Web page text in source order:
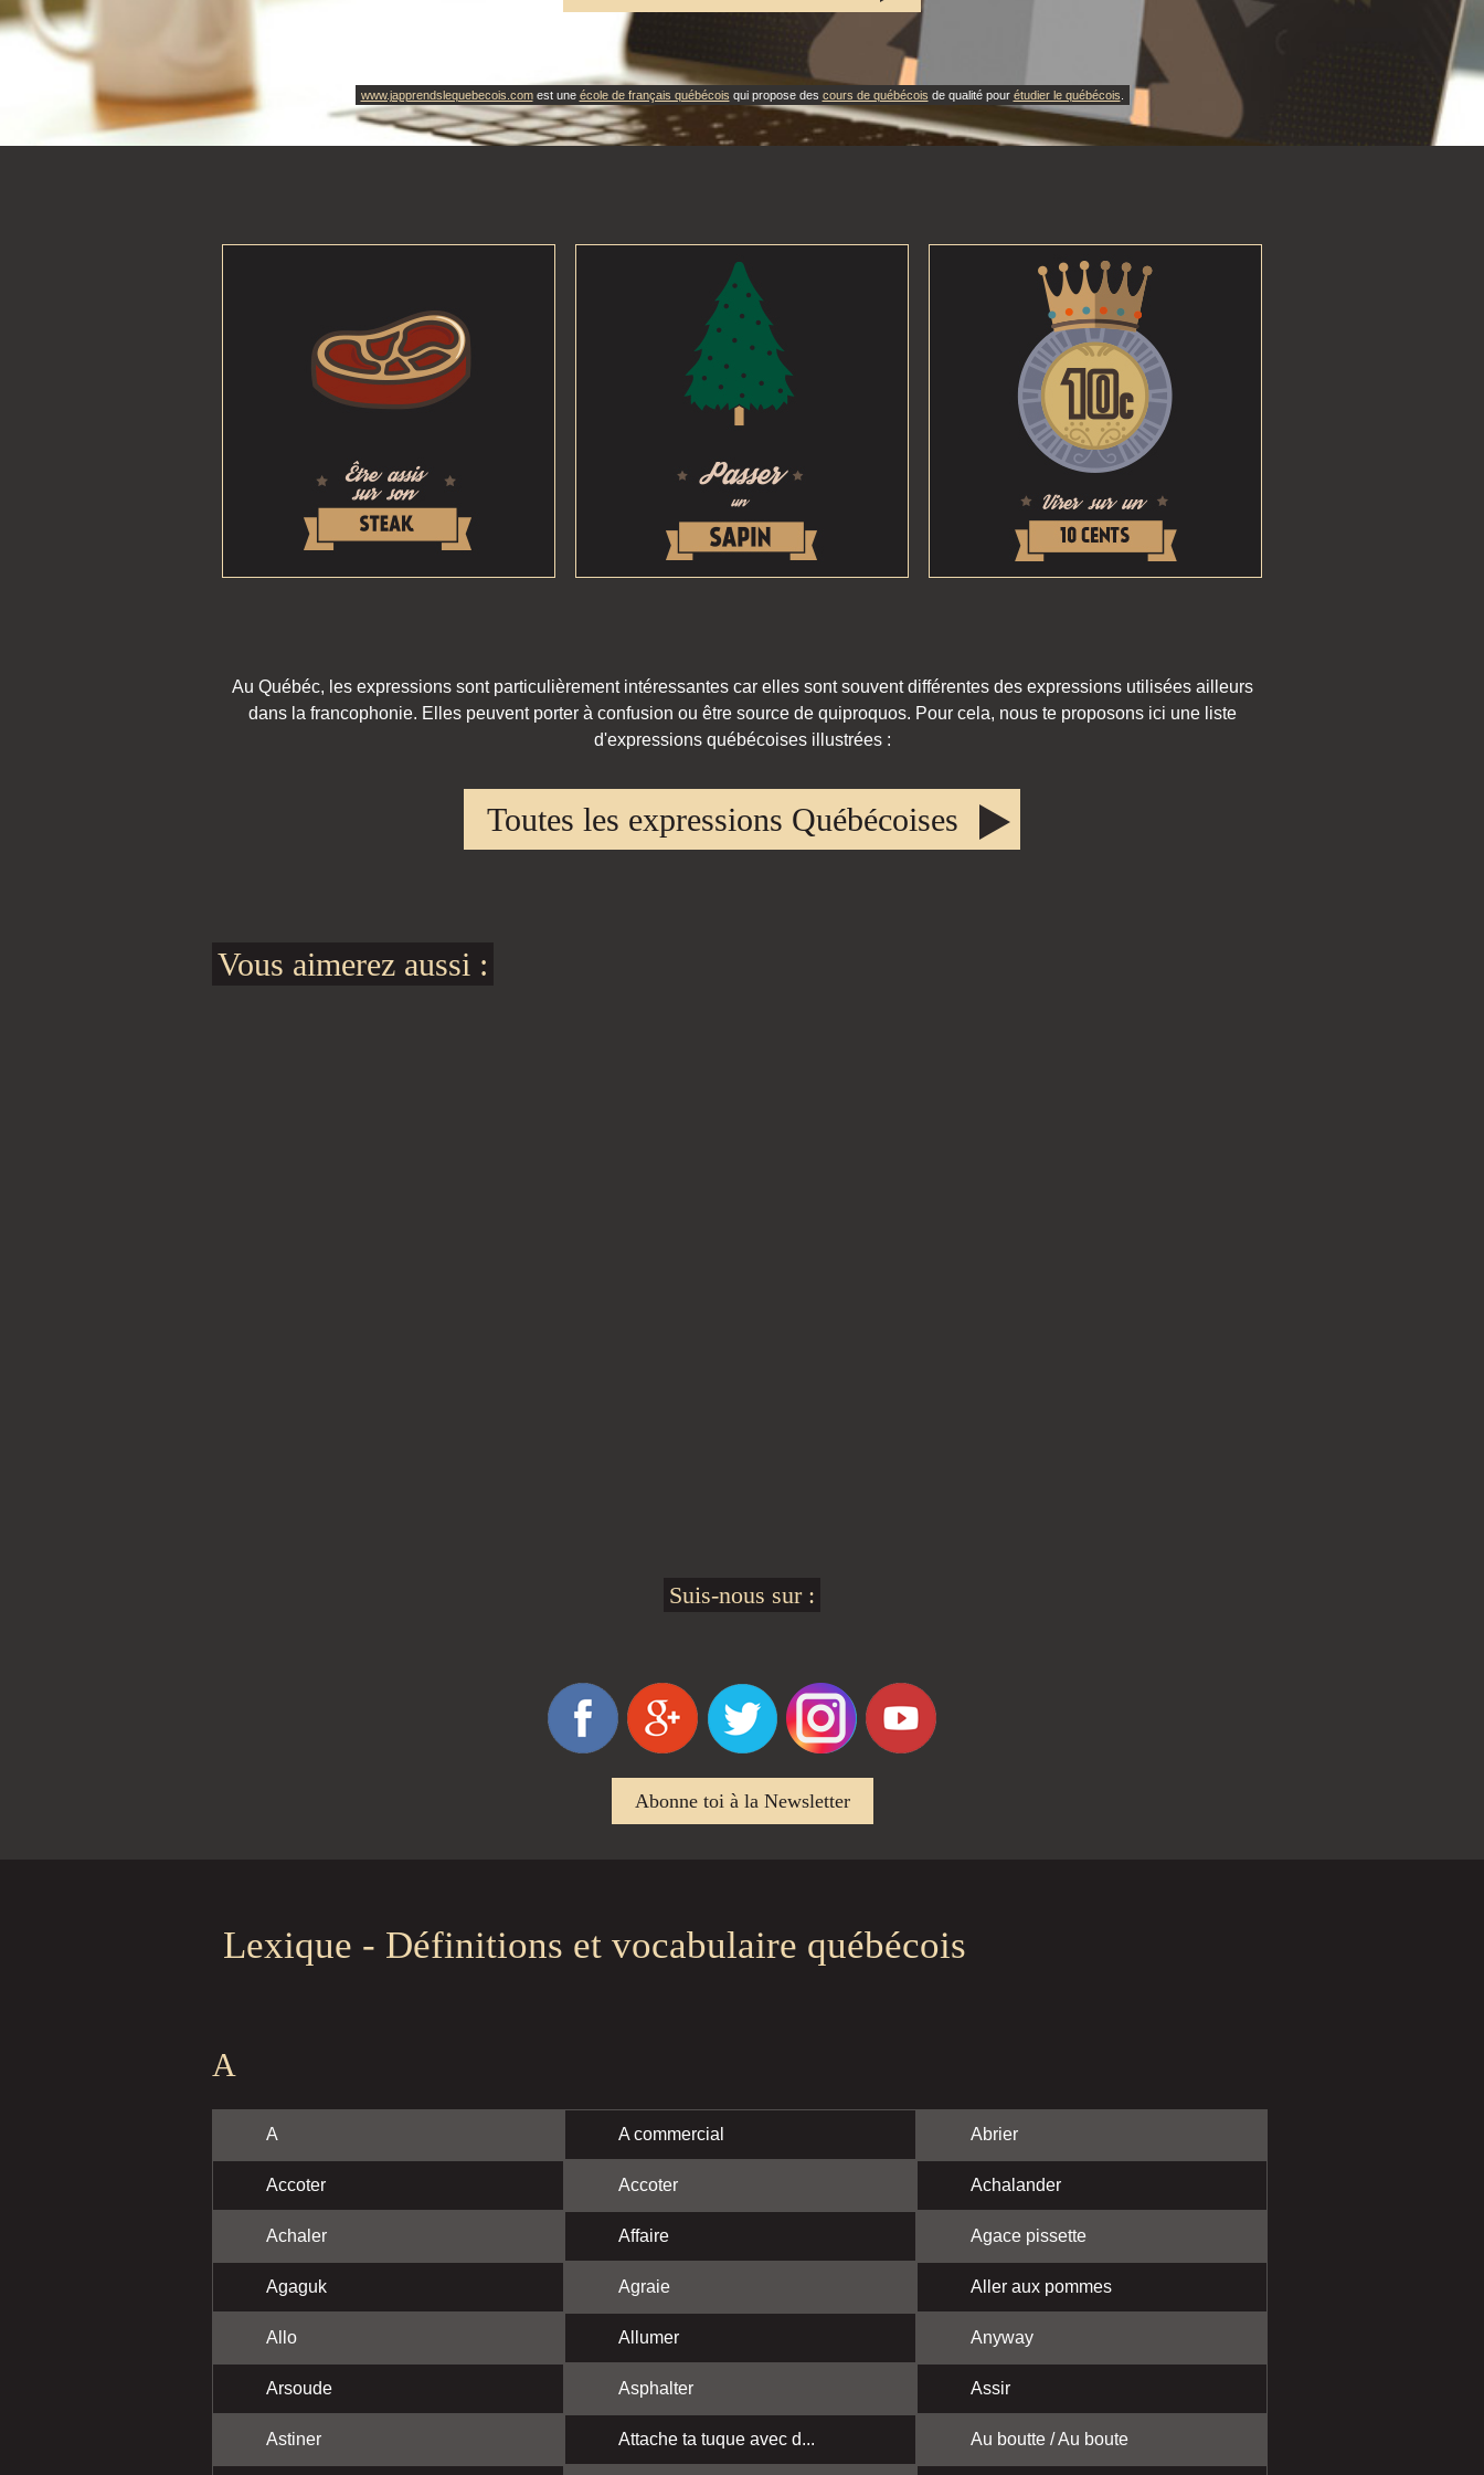
www.japprendslequebecois.comest une école de français québécois qui propose des cours de québécois de qualité pour étudier le québécois
Au Québéc, les expressions sont particulièrement intéressantes car elles sont souvent différentes des expressions utilisées ailleurs
dans la francophonie. Elles peuvent porter à confusion ou être source de quiproquos. Pour cela, nous te proposons ici une liste
d'expressions québécoises illustrées :
Toutes les expressions Québécoises
Vous aimerez aussi :
Suis-nous sur :
Abonne toi à la Newsletter
Lexique - Définitions et vocabulaire québécois
A
A A commercial Abrier
Accoter Accoter Achalander
Achaler Affaire Agace pissette
Agaguk Agraie Aller aux pommes
Allo Allumer Anyway
Arsoude Asphalter Assir
Astiner Attache ta tuque avec d... Au boutte / Au boute